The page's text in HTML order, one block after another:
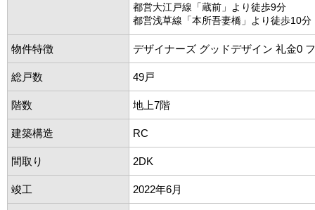
都営大江戸線「蔵前」より徒歩9分
都営浅草線「本所吾妻橋」より徒歩10分
物件特徴 デザイナーズ グッドデザイン 礼金0
総戸数 49戸
階数 地上7階
建築構造 RC
間取り 2DK
竣工 2022年6月